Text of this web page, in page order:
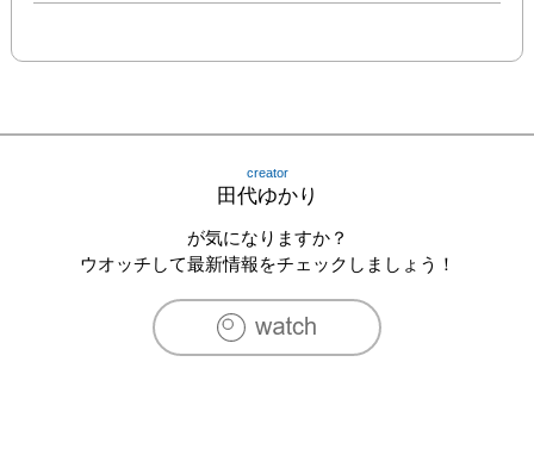
creator
田代ゆかり
が気になりますか？
ウオッチして最新情報をチェックしましょう！